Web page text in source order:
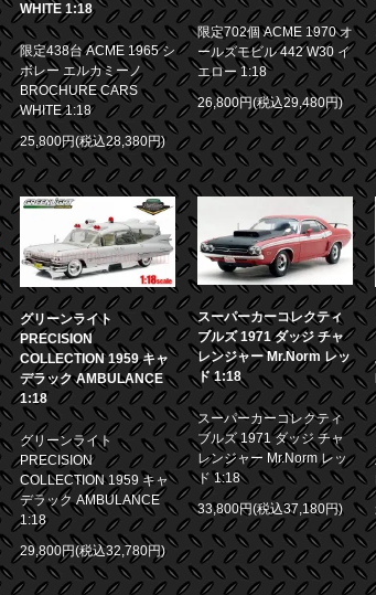
WHITE 1:18
限定438台 ACME 1965 シ
ボレー エルカミーノ
BROCHURE CARS
WHITE 1:18
25,800円(税込28,380円)
限定702個 ACME 1970 オ
ールズモビル 442 W30 イ
エロー 1:18
26,800円(税込29,480円)
グリーンライト
PRECISION
COLLECTION 1959 キャ
デラック AMBULANCE
1:18
グリーンライト
PRECISION
COLLECTION 1959 キャ
デラック AMBULANCE
1:18
29,800円(税込32,780円)
スーパーカーコレクティ
ブルズ 1971 ダッジ チャ
レンジャー Mr.Norm レッ
ド 1:18
スーパーカーコレクティ
ブルズ 1971 ダッジ チャ
レンジャー Mr.Norm レッ
ド 1:18
33,800円(税込37,180円)